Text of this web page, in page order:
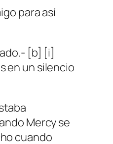
para así
[b] [i]
en un silencio
Mercy se
cuando